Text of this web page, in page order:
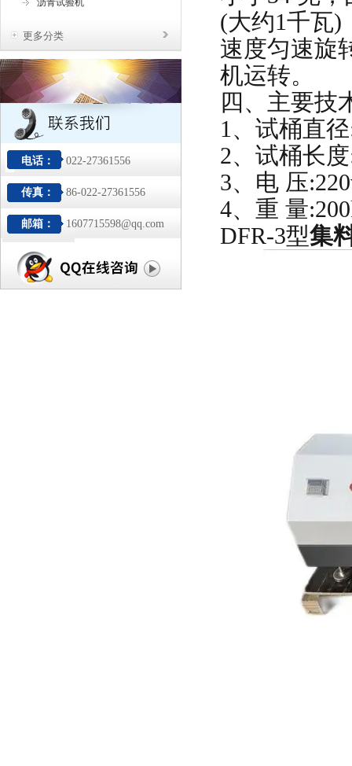
沥青试验机
更多分类
电话： 022-27361556
传真： 86-022-27361556
邮箱： 1607715598@qq.com
(大约1千瓦)
速度匀速旋
机运转。
四、主要技
1、试桶直
2、试桶长
3、电 压
4、重 量
DFR-3型集